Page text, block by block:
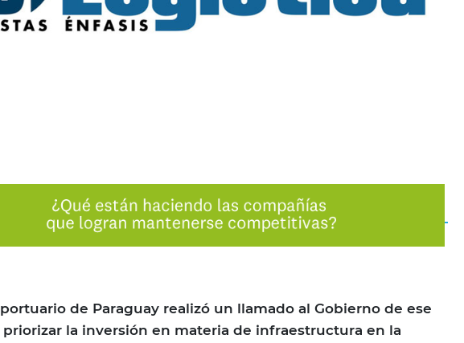
de Paraguay realizó un llamado al Gobierno de ese
priorizar la inversión en materia de infraestructura en la